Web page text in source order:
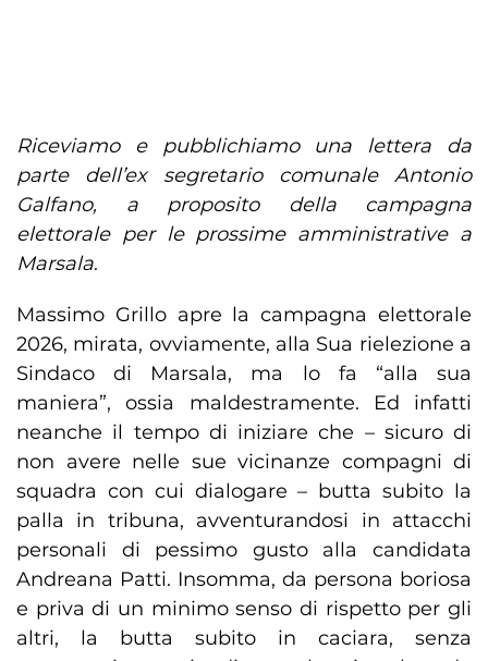
Riceviamo e pubblichiamo una lettera da
parte dell’ex segretario comunale Antonio
Galfano, a proposito della campagna
elettorale per le prossime amministrative a
Marsala.
Massimo Grillo apre la campagna elettorale
2026, mirata, ovviamente, alla Sua rielezione a
Sindaco di Marsala, ma lo fa “alla sua
maniera”, ossia maldestramente. Ed infatti
neanche il tempo di iniziare che – sicuro di
non avere nelle sue vicinanze compagni di
squadra con cui dialogare – butta subito la
palla in tribuna, avventurandosi in attacchi
personali di pessimo gusto alla candidata
Andreana Patti. Insomma, da persona boriosa
e priva di un minimo senso di rispetto per gli
altri, la butta subito in caciara, senza